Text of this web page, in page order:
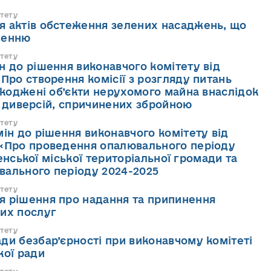
актів обстеження зелених насаджень, що
до рішення виконавчого комітету від
створення комісії з розгляду питань
об’єкти нерухомого майна внаслідок
спричинених збройною
до рішення виконавчого комітету від
проведення опалювального періоду
міської територіальної громади та
періоду 2024-2025
рішення про надання та припинення
послуг
безбар’єрності при виконавчому комітеті
ради